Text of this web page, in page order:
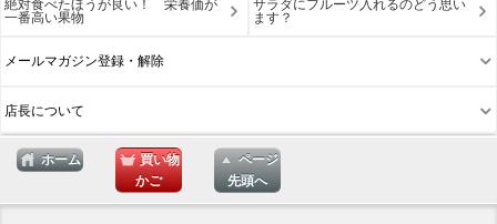
絶対食べたほうが良い！ 栄養価が
一番高い果物
サラダにフルーツ入れるのどう思い
ます？
メールマガジン登録・解除
店長について
ホーム
買い物
かご
ページ
先頭へ